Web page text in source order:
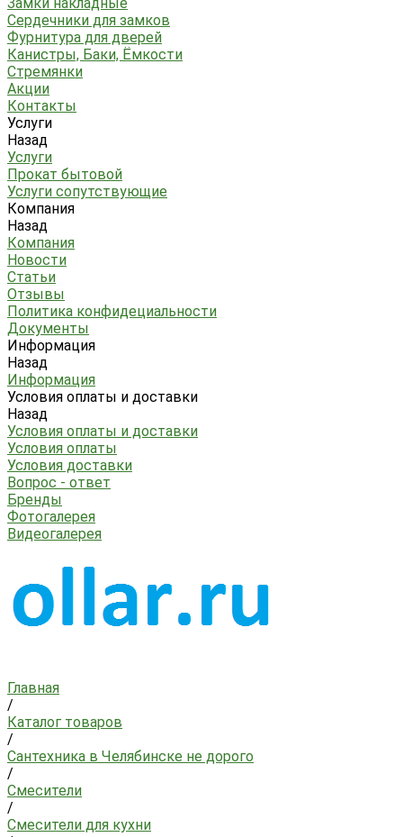
Сердечники для замков
Фурнитура для дверей
Канистры, Баки, Ёмкости
Стремянки
Акции
Контакты
Услуги
Назад
Услуги
Прокат бытовой
Услуги сопутствующие
Компания
Назад
Компания
Новости
Статьи
Отзывы
Политика конфидециальности
Документы
Информация
Назад
Информация
Условия оплаты и доставки
Назад
Условия оплаты и доставки
Условия оплаты
Условия доставки
Вопрос - ответ
Бренды
Фотогалерея
Видеогалерея
Главная
/
Каталог товаров
/
Сантехника в Челябинске не дорого
/
Смесители
/
Смесители для кухни